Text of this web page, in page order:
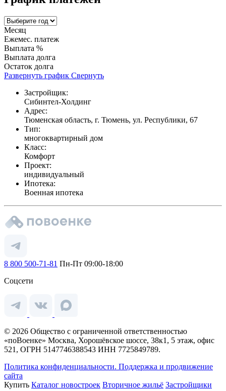
Месяц
Ежемес. платеж
Выплата %
Выплата долга
Остаток долга
Развернуть график Свернуть
Застройщик:
Сибинтел-Холдинг
Адрес:
Тюменская область, г. Тюмень, ул. Республики, 67
Тип:
многоквартирный дом
Класс:
Комфорт
Проект:
индивидуальный
Ипотека:
Военная ипотека
8 800 500-71-81 Пн-Пт 09:00-18:00
Соцсети
© 2026 Общество с ограниченной ответственностью
«поВоенке» Москва, Хорошёвское шоссе, 38к1, 5 этаж, офис
521, ОГРН 5147746388543 ИНН 7725849789.
Политика конфиденциальности. Поддержка и продвижение
сайта
Купить Каталог новостроек Вторичное жильё Застройщики